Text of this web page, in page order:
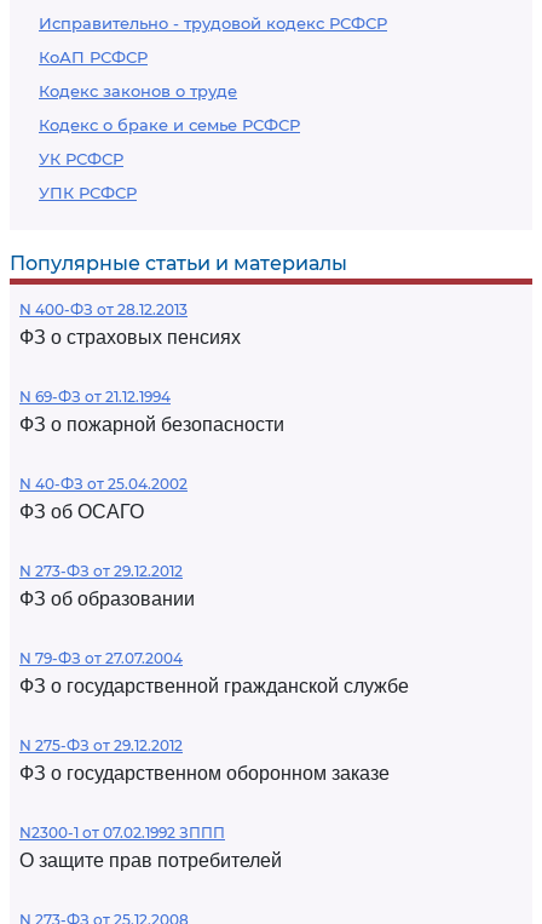
Исправительно - трудовой кодекс РСФСР
КоАП РСФСР
Кодекс законов о труде
Кодекс о браке и семье РСФСР
УК РСФСР
УПК РСФСР
Популярные статьи и материалы
N 400-ФЗ от 28.12.2013
ФЗ о страховых пенсиях
N 69-ФЗ от 21.12.1994
ФЗ о пожарной безопасности
N 40-ФЗ от 25.04.2002
ФЗ об ОСАГО
N 273-ФЗ от 29.12.2012
ФЗ об образовании
N 79-ФЗ от 27.07.2004
ФЗ о государственной гражданской службе
N 275-ФЗ от 29.12.2012
ФЗ о государственном оборонном заказе
N2300-1 от 07.02.1992 ЗППП
О защите прав потребителей
N 273-ФЗ от 25.12.2008